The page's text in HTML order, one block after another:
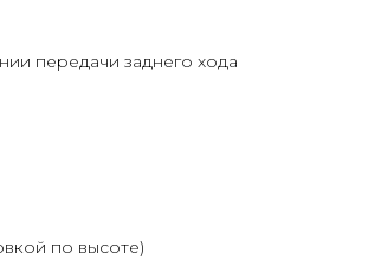
передачи заднего хода
по высоте)